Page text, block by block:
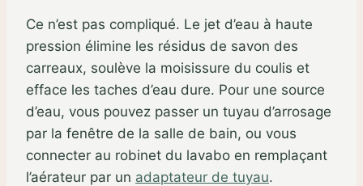
Ce n’est pas compliqué. Le jet d’eau à haute
pression élimine les résidus de savon des
carreaux, soulève la moisissure du coulis et
efface les taches d’eau dure. Pour une source
d’eau, vous pouvez passer un tuyau d’arrosage
par la fenêtre de la salle de bain, ou vous
connecter au robinet du lavabo en remplaçant
l’aérateur par un adaptateur de tuyau.